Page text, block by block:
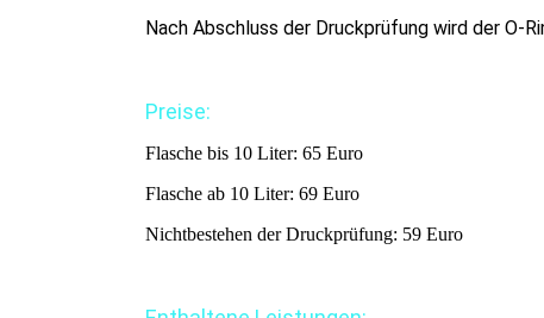
Nach Abschluss der Druckprüfung wird der O-
Preise:
Flasche bis 10 Liter: 65 Euro
Flasche ab 10 Liter: 69 Euro
Nichtbestehen der Druckprüfung: 59 Euro